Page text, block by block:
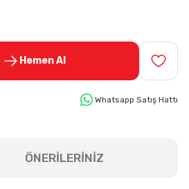
Hemen Al
Whatsapp Satış Hattı
ÖNERİLERİNİZ